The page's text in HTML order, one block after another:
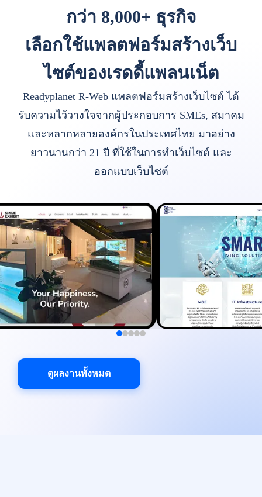
กว่า 8,000+ ธุรกิจ
เลือกใช้แพลตฟอร์มสร้างเว็บ
ไซต์ของเรดดี้แพลนเน็ต
Readyplanet R-Web แพลตฟอร์มสร้างเว็บไซต์ ได้
รับความไว้วางใจจากผู้ประกอบการ SMEs, สมาคม
และหลากหลายองค์กรในประเทศไทย มาอย่าง
ยาวนานกว่า 21 ปี ที่ใช้ในการทำเว็บไซต์ และ
ออกแบบเว็บไซต์
ดูผลงานทั้งหมด